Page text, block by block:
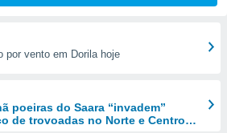
por vento em Dorila hoje
poeiras do Saara “invadem”
de trovoadas no Norte e Centro